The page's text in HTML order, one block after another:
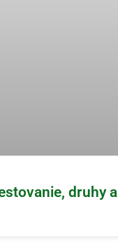
druhy a